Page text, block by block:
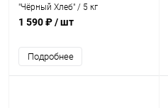
"Чёрный Хлеб" / 5 кг
1 590 ₽/ шт
Подробнее